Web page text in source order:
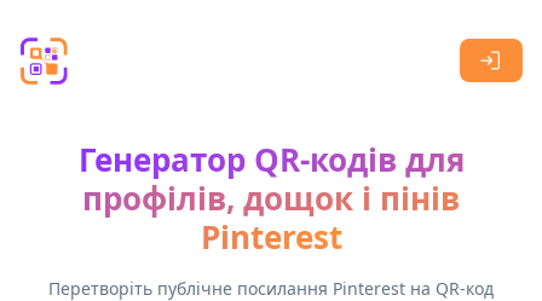
Генератор QR-кодів для
профілів, дощок і пінів
Pinterest
Перетворіть публічне посилання Pinterest на QR-код